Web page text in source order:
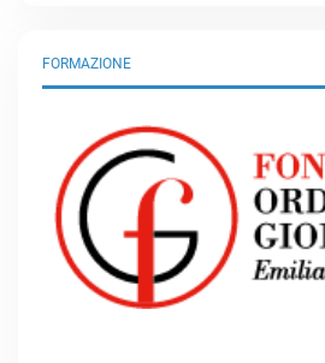
FORMAZIONE